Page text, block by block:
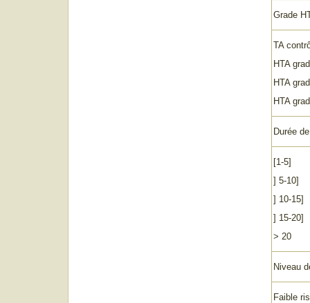
Grade
TA
HTA
HTA
HTA
Durée
[1-5]
] 5-10]
] 10-15]
] 15-20]
˃ 20
Niveau
Faible